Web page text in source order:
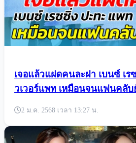
เจอแล้วแฝดคนละฝา เบนซ์ เ
วเวอร์แพท เหมือนจนแฟนคลับ
2 ม.ค. 2568 เวลา 13:27 น.